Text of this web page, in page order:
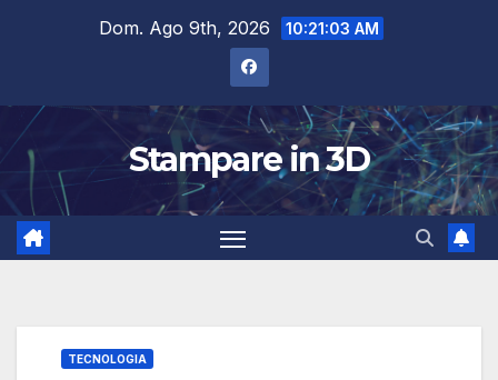
Dom. Ago 9th, 2026 10:21:04 AM
Stampare in 3D
TECNOLOGIA